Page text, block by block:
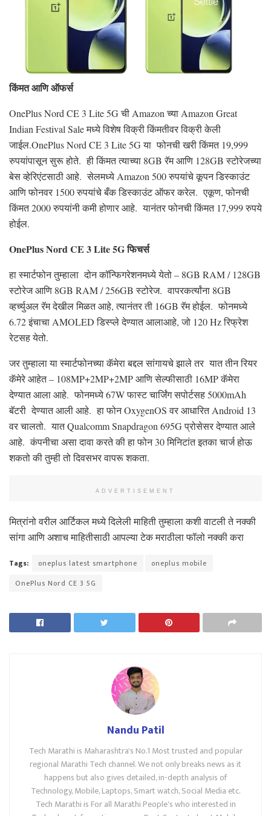
किंमत आणि ऑफर्स
OnePlus Nord CE 3 Lite 5G ची Amazon च्या Amazon Great
Indian Festival Sale मध्ये विशेष विक्री किंमतीवर विक्री केली
जाईल.OnePlus Nord CE 3 Lite 5G या फोनची खरी किंमत 19,999
रुपयांपासून सुरू होते. ही किंमत त्याच्या 8GB रॅम आणि 128GB स्टोरेजच्या
बेस व्हेरिएंटसाठी आहे. सेलमध्ये Amazon 500 रुपयांचे कूपन डिस्काउंट
आणि फोनवर 1500 रुपयांचे बँक डिस्काउंट ऑफर करेल. एकूण, फोनची
किंमत 2000 रुपयांनी कमी होणार आहे. यानंतर फोनची किंमत 17,999 रुपये
होईल.
OnePlus Nord CE 3 Lite 5G फिचर्स
हा स्मार्टफोन तुम्हाला दोन कॉन्फिगरेशनमध्ये येतो – 8GB RAM / 128GB
स्टोरेज आणि 8GB RAM / 256GB स्टोरेज. वापरकर्त्यांना 8GB
व्हर्च्युअल रॅम देखील मिळत आहे, त्यानंतर ती 16GB रॅम होईल. फोनमध्ये
6.72 इंचाचा AMOLED डिस्प्ले देण्यात आलाआहे, जो 120 Hz रिफ्रेश
रेटसह येतो.
जर तुम्हाला या स्मार्टफोनच्या कॅमेरा बद्दल सांगायचे झाले तर यात तीन रियर
कॅमेरे आहेत – 108MP+2MP+2MP आणि सेल्फीसाठी 16MP कॅमेरा
देण्यात आला आहे. फोनमध्ये 67W फास्ट चार्जिंग सपोर्टसह 5000mAh
बॅटरी देण्यात आली आहे. हा फोन OxygenOS वर आधारित Android 13
वर चालतो. यात Qualcomm Snapdragon 695G प्रोसेसर देण्यात आले
आहे. कंपनीचा असा दावा करते की हा फोन 30 मिनिटांत इतका चार्ज होऊ
शकतो की तुम्ही तो दिवसभर वापरू शकता.
ADVERTISEMENT
मित्रांनो वरील आर्टिकल मध्ये दिलेली माहिती तुम्हाला कशी वाटली ते नक्की
सांगा आणि अशाच माहितीसाठी आपल्या टेक मराठीला फॉलो नक्की करा
Tags: oneplus latest smartphone
oneplus mobile
OnePlus Nord CE 3 5G
Nandu Patil
Tech Marathi is Maharashtra's No.1 Most trusted and popular
regional Marathi Tech channel. We not only breaks news as it
happens but also gives detailed, in-depth analysis of
Technology, Mobile, Laptops, Smart watch, Social Media etc.
Tech Marathi is For all Marathi People's who interested in